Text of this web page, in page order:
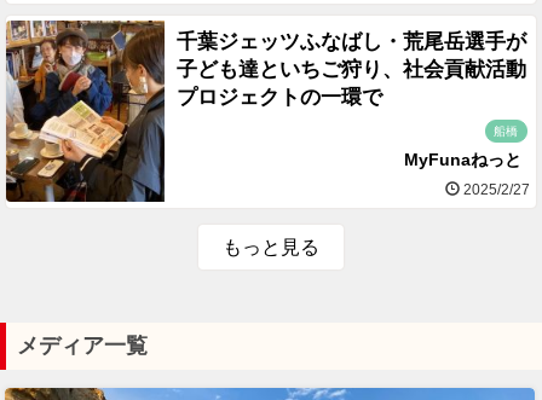
千葉ジェッツふなばし・荒尾岳選手が
子ども達といちご狩り、社会貢献活動
プロジェクトの一環で
船橋
MyFunaねっと
2025/2/27
もっと見る
メディア一覧